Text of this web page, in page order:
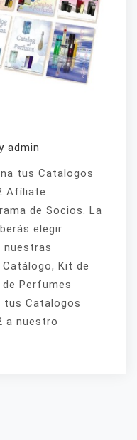
admin
tus Catalogos
Afíliate
de Socios. La
elegir
nuestras
Kit de
Perfumes
Catalogos
a nuestro